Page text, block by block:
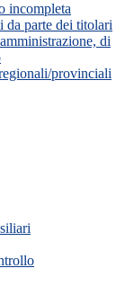
incompleta
da parte dei titolari
di
provinciali